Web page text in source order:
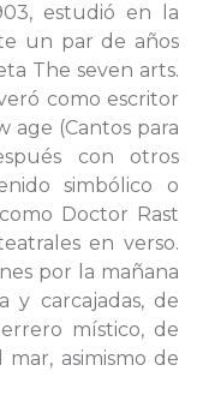
estudió en la
un par de años
The seven arts.
como escritor
age (Cantos para
con otros
simbólico o
Doctor Rast
en verso.
por la mañana
y carcajadas, de
místico, de
mar, asimismo de